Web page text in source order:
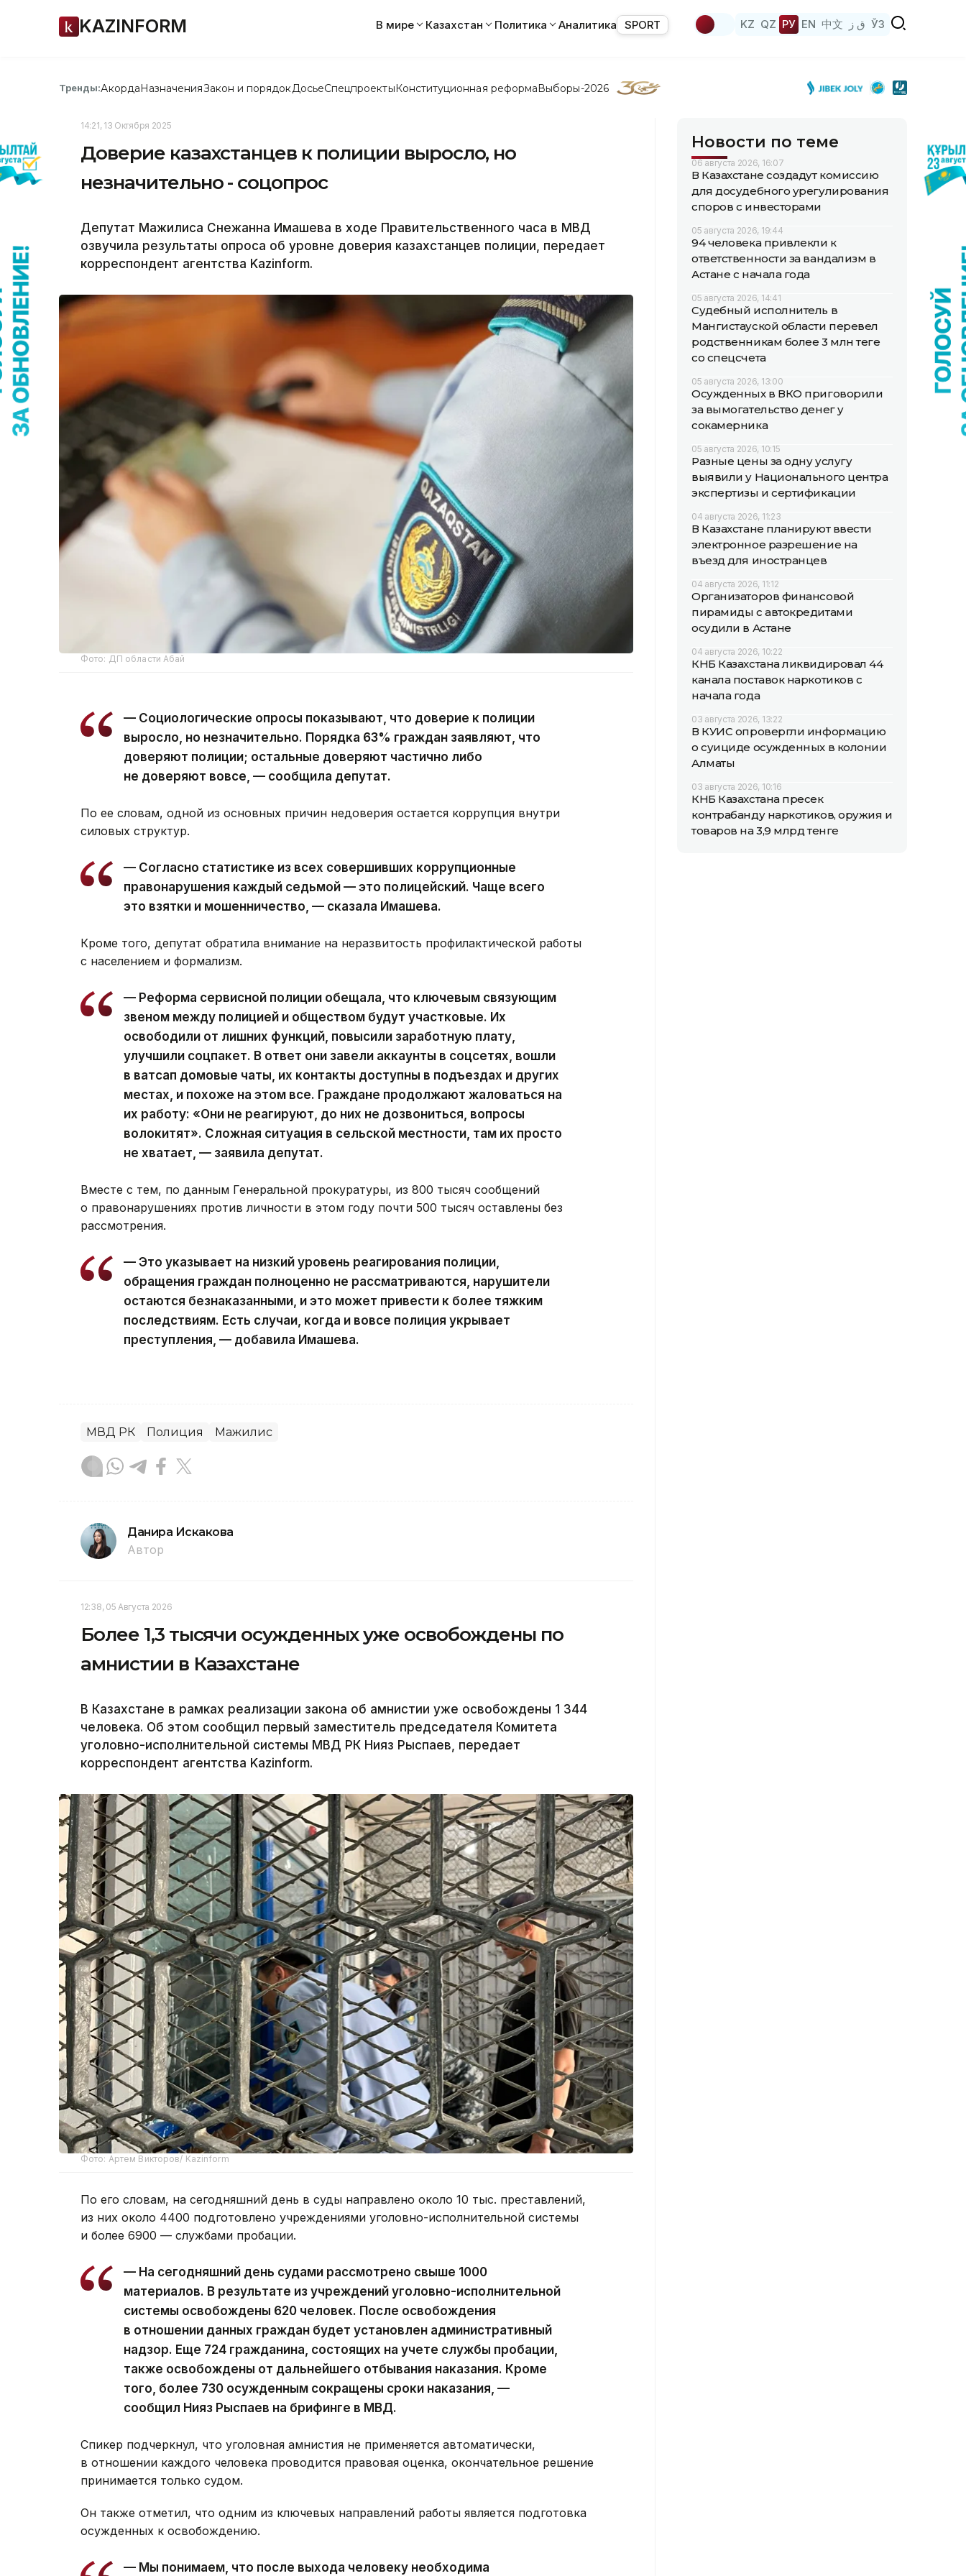
KAZINFORM В мире Казахстан Политика Аналитика SPORT KZ QZ РУ EN 中文 ق ز ЎЗ
Тренды:АкордаНазначенияЗакон и порядок ДосьеСпецпроектыКонституционная реформаВыборы-2026
14:21, 13 Октября 2025
Доверие казахстанцев к полиции выросло, но
незначительно - соцопрос
Депутат Мажилиса Снежанна Имашева в ходе Правительственного часа в МВД
озвучила результаты опроса об уровне доверия казахстанцев полиции, передает
корреспондент агентства Kazinform.
Фото: ДП области Абай
— Социологические опросы показывают, что доверие к полиции
выросло, но незначительно. Порядка 63% граждан заявляют, что
доверяют полиции; остальные доверяют частично либо
не доверяют вовсе, — сообщила депутат.
По ее словам, одной из основных причин недоверия остается ​коррупция внутри
силовых структур.
— Согласно статистике из всех совершивших коррупционные
правонарушения каждый седьмой — это полицейский. Чаще всего
это взятки и мошенничество, — сказала Имашева.
Кроме того, депутат обратила внимание на ​неразвитость профилактической работы
с населением и формализм.
— Реформа сервисной полиции обещала, что ключевым связующим
звеном между полицией и обществом будут участковые. Их
освободили от лишних функций, повысили заработную плату,
улучшили соцпакет. В ответ они завели аккаунты в соцсетях, вошли
в ватсап домовые чаты, их контакты доступны в подъездах и других
местах, и похоже на этом все. Граждане продолжают жаловаться на
их работу: «Они не реагируют, до них не дозвониться, вопросы
волокитят». Сложная ситуация в сельской местности, там их просто
не хватает, — заявила депутат.
Вместе с тем, по данным Генеральной прокуратуры, из 800 тысяч сообщений
о правонарушениях против личности в этом году почти 500 тысяч оставлены без
рассмотрения.
— Это указывает на низкий уровень реагирования полиции,
обращения граждан полноценно не рассматриваются, нарушители
остаются безнаказанными, и это может привести к более тяжким
последствиям. Есть случаи, когда и вовсе полиция укрывает
преступления, — добавила Имашева.
МВД РК Полиция Мажилис
Данира Искакова
Автор
12:38, 05 Августа 2026
Более 1,3 тысячи осужденных уже освобождены по
амнистии в Казахстане
В Казахстане в рамках реализации закона об амнистии уже освобождены 1 344
человека. Об этом сообщил первый заместитель председателя Комитета
уголовно-исполнительной системы МВД РК Нияз Рыспаев, передает
корреспондент агентства Kazinform.
Фото: Артем Викторов/ Kazinform
По его словам, на сегодняшний день в суды направлено около 10 тыс. преставлений,
из них около 4400 подготовлено учреждениями уголовно-исполнительной системы
и более 6900 — службами пробации.
— На сегодняшний день судами рассмотрено свыше 1000
материалов. В результате из учреждений уголовно-исполнительной
системы освобождены 620 человек. После освобождения
в отношении данных граждан будет установлен административный
надзор. Еще 724 гражданина, состоящих на учете службы пробации,
также освобождены от дальнейшего отбывания наказания. Кроме
того, более 730 осужденным сокращены сроки наказания, —
сообщил Нияз Рыспаев на брифинге в МВД.
Спикер подчеркнул, что уголовная амнистия не применяется автоматически,
в отношении каждого человека проводится правовая оценка, окончательное решение
принимается только судом.
Он также отметил, что одним из ключевых направлений работы является подготовка
осужденных к освобождению.
— Мы понимаем, что после выхода человеку необходима
Новости по теме
06 августа 2026, 16:07
В Казахстане создадут комиссию
для досудебного урегулирования
споров с инвесторами
05 августа 2026, 19:44
94 человека привлекли к
ответственности за вандализм в
Астане с начала года
05 августа 2026, 14:41
Судебный исполнитель в
Мангистауской области перевел
родственникам более 3 млн теңге
со спецсчета
05 августа 2026, 13:00
Осужденных в ВКО приговорили
за вымогательство денег у
сокамерника
05 августа 2026, 10:15
Разные цены за одну услугу
выявили у Национального центра
экспертизы и сертификации
04 августа 2026, 11:23
В Казахстане планируют ввести
электронное разрешение на
въезд для иностранцев
04 августа 2026, 11:12
Организаторов финансовой
пирамиды с автокредитами
осудили в Астане
04 августа 2026, 10:22
КНБ Казахстана ликвидировал 44
канала поставок наркотиков с
начала года
03 августа 2026, 13:22
В КУИС опровергли информацию
о суициде осужденных в колонии
Алматы
03 августа 2026, 10:16
КНБ Казахстана пресек
контрабанду наркотиков, оружия и
товаров на 3,9 млрд тенге